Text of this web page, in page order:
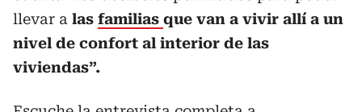
llevar a las familias que van a vivir allí a un
nivel de confort al interior de las
viviendas”.